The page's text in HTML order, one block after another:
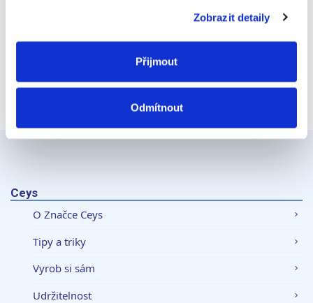
poloze, které mohou být přesné na několik metrů
Identifikovali vaše zařízení pomocí aktivního
skenování pro konkrétní charakteristiky (otisk prstu)
Zjistěte více o tom, jak zpracováváme vaše osobní
Svůj souhlas můžete kdykoliv změnit nebo odvolat v
části Prohlášení o souborech cookie.
soubory cookie. Informace o tom, jak náš web používáte,
sdílíme se svými partnery pro sociální média, inzerci a
dalšími informacemi, které jste jim poskytli nebo které
získali v důsledku toho, že používáte jejich služby.
Zobrazit detaily
Přijmout
Odmítnout
Ceys
O Značce Ceys
Tipy a triky
Vyrob si sám
Udržitelnost